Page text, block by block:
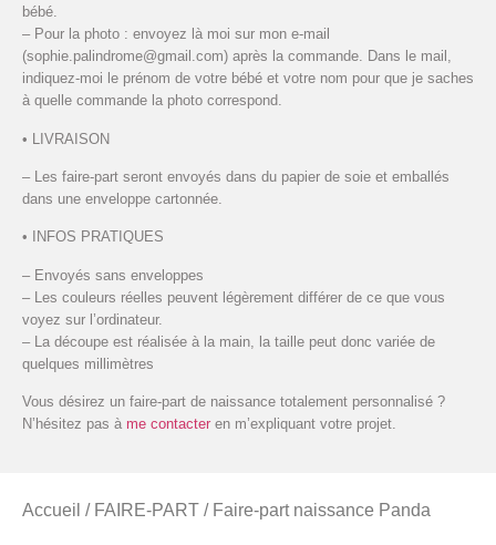
bébé.
– Pour la photo : envoyez là moi sur mon e-mail
(sophie.palindrome@gmail.com) après la commande. Dans le mail,
indiquez-moi le prénom de votre bébé et votre nom pour que je saches
à quelle commande la photo correspond.
• LIVRAISON
– Les faire-part seront envoyés dans du papier de soie et emballés
dans une enveloppe cartonnée.
• INFOS PRATIQUES
– Envoyés sans enveloppes
– Les couleurs réelles peuvent légèrement différer de ce que vous
voyez sur l’ordinateur.
– La découpe est réalisée à la main, la taille peut donc variée de
quelques millimètres
Vous désirez un faire-part de naissance totalement personnalisé ?
N’hésitez pas à me contacter en m’expliquant votre projet.
Accueil / FAIRE-PART / Faire-part naissance Panda